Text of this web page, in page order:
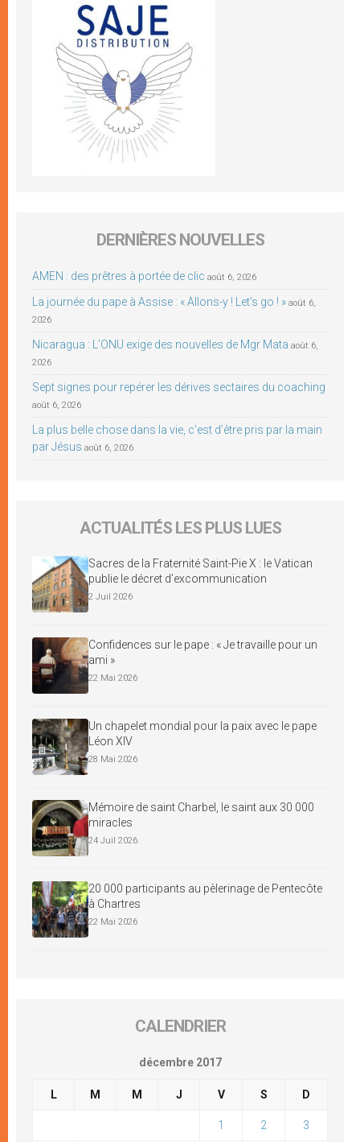
DERNIÈRES NOUVELLES
AMEN : des prêtres à portée de clic août 6, 2026
La journée du pape à Assise : « Allons-y ! Let’s go ! » août 6,
2026
Nicaragua : L’ONU exige des nouvelles de Mgr Mata août 6,
2026
Sept signes pour repérer les dérives sectaires du coaching
août 6, 2026
La plus belle chose dans la vie, c’est d’être pris par la main
par Jésus août 6, 2026
ACTUALITÉS LES PLUS LUES
Sacres de la Fraternité Saint-Pie X : le Vatican
publie le décret d’excommunication
2 Juil 2026
Confidences sur le pape : « Je travaille pour un
ami »
22 Mai 2026
Un chapelet mondial pour la paix avec le pape
Léon XIV
28 Mai 2026
Mémoire de saint Charbel, le saint aux 30 000
miracles
24 Juil 2026
20 000 participants au pèlerinage de Pentecôte
à Chartres
22 Mai 2026
CALENDRIER
décembre 2017
L M M J V S D
1 2 3